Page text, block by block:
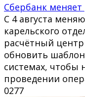
Сбербанк
С 4 августа
карельского
расчётный
обновить
системах, чтобы
проведении
0277